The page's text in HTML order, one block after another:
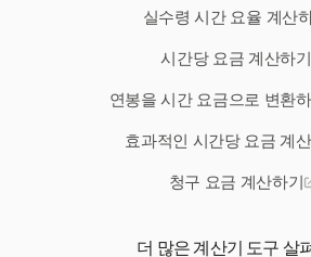
실수령 시간 요율 계산
시간당 요금 계산하기
연봉을 시간 요금으로 변환
효과적인 시간당 요금 계
청구 요금 계산하기
더 많은 계산기 도구 살